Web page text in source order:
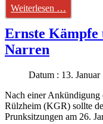
Weiterlesen …
Ernste Kämpfe
Narren
Datum : 13. Januar
Nach einer Ankündigung
Rülzheim (KGR) sollte
Prunksitzungen am 26.